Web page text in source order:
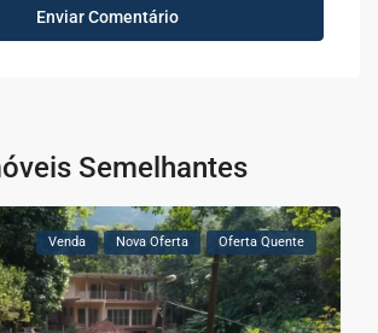
Semelhantes
Venda Nova Oferta Oferta Quente